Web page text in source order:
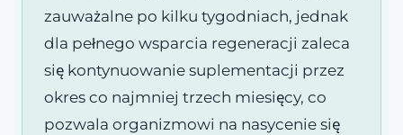
zauważalne po kilku tygodniach, jednak
dla pełnego wsparcia regeneracji zaleca
się kontynuowanie suplementacji przez
okres co najmniej trzech miesięcy, co
pozwala organizmowi na nasycenie się